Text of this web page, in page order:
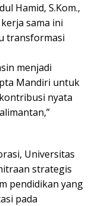
Hamid, S.Kom.,
sama ini
transformasi
menjadi
Mandiri untuk
nyata
Universitas
strategis
pendidikan yang
pada